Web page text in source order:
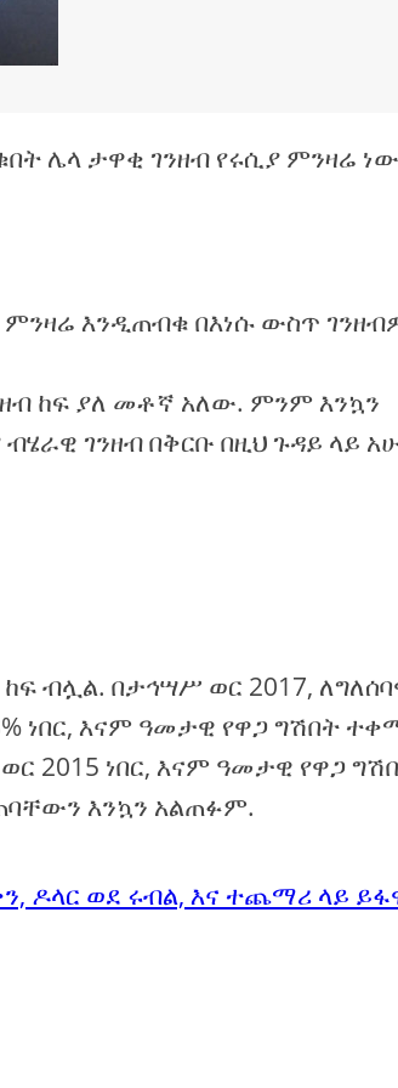
ሌላ ታዋቂ ገንዘብ የሩሲያ ምንዛሬ
እንዲጠብቁ በእነሱ ውስጥ
ከፍ ያለ መቶኛ አለው. ምንም እንኳን
ገንዘብ በቅርቡ በዚህ ጉዳይ ላይ
ብሏል. በታኅሣሥ ወር 2017,
ነበር, እናም ዓመታዊ የዋጋ ግሽበት
2015 ነበር, እናም ዓመታዊ የዋጋ
እንኳን አልጠፉም.
ዶላር ወደ ሩብል, እና ተጨማሪ ላይ